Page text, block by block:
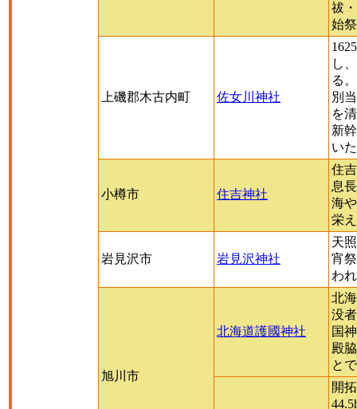
祓
始
上磯郡木古内町 佐女川神社
し
る
別
を
新
い
小樽市 住吉神社
住
息
海
栄
岩見沢市 岩見沢神社
天
宵
わ
旭川市
北海道護國神社
北
没
国
殿
と
開